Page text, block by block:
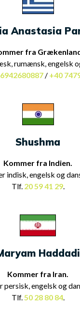
Anastasia
fra
rumænsk, engelsk
/ +40
Shushma
Kommer fra Indien.
indisk, engelsk og
Tlf. 20 59 41 29.
Haddadi
Kommer fra Iran.
persisk, engelsk og
Tlf.50 28 80 84.